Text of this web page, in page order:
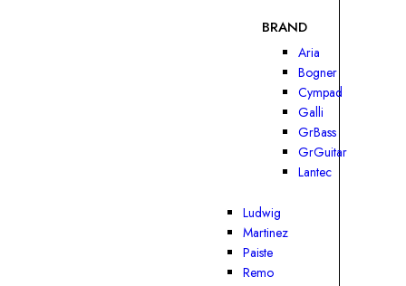
BRAND
Aria
Bogner
Cympad
Galli
GrBass
GrGuitar
Lantec
Ludwig
Martinez
Paiste
Remo